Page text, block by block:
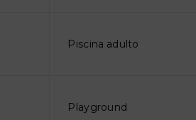
Piscina adulto
Playground